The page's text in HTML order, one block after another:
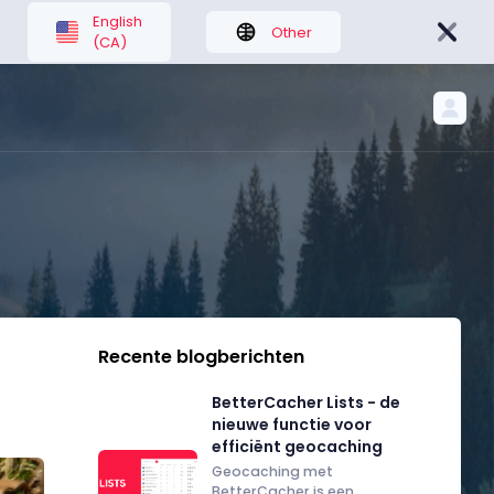
English
(CA)
Other
Recente blogberichten
BetterCacher Lists - de
nieuwe functie voor
efficiënt geocaching
Geocaching met